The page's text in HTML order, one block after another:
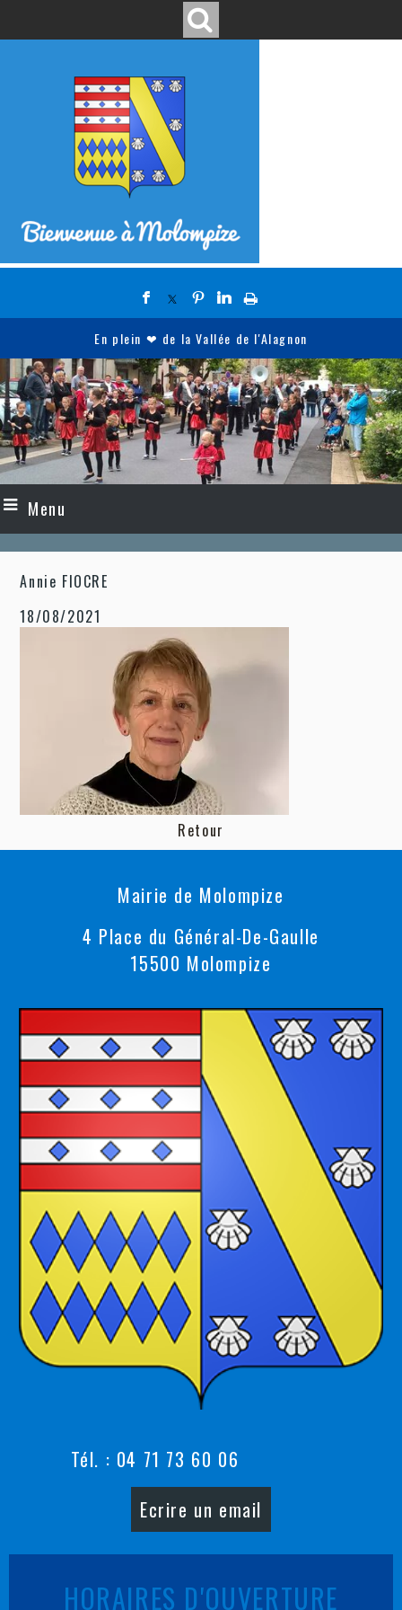
En plein ❤ de la Vallée de l'Alagnon
Menu
Annie FIOCRE
18/08/2021
Retour
Mairie de Molompize
4 Place du Général-De-Gaulle
15500 Molompize
Tél. : 04 71 73 60 06
Ecrire un email
HORAIRES D'OUVERTURE